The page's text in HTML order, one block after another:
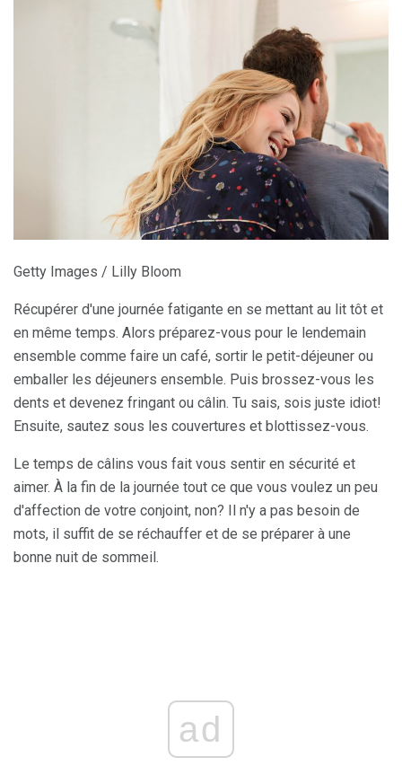
Getty Images / Lilly Bloom
Récupérer d'une journée fatigante en se mettant au lit tôt et
en même temps. Alors préparez-vous pour le lendemain
ensemble comme faire un café, sortir le petit-déjeuner ou
emballer les déjeuners ensemble. Puis brossez-vous les
dents et devenez fringant ou câlin. Tu sais, sois juste idiot!
Ensuite, sautez sous les couvertures et blottissez-vous.
Le temps de câlins vous fait vous sentir en sécurité et
aimer. À la fin de la journée tout ce que vous voulez un peu
d'affection de votre conjoint, non? Il n'y a pas besoin de
mots, il suffit de se réchauffer et de se préparer à une
bonne nuit de sommeil.
ad